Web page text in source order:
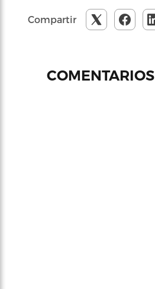
Compartir
COMENTARIOS